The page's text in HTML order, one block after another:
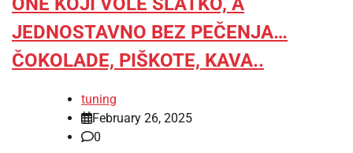
JEDNOSTAVNO BEZ PEČENJA…
ČOKOLADE, PIŠKOTE, KAVA..
tuning
February 26, 2025
0